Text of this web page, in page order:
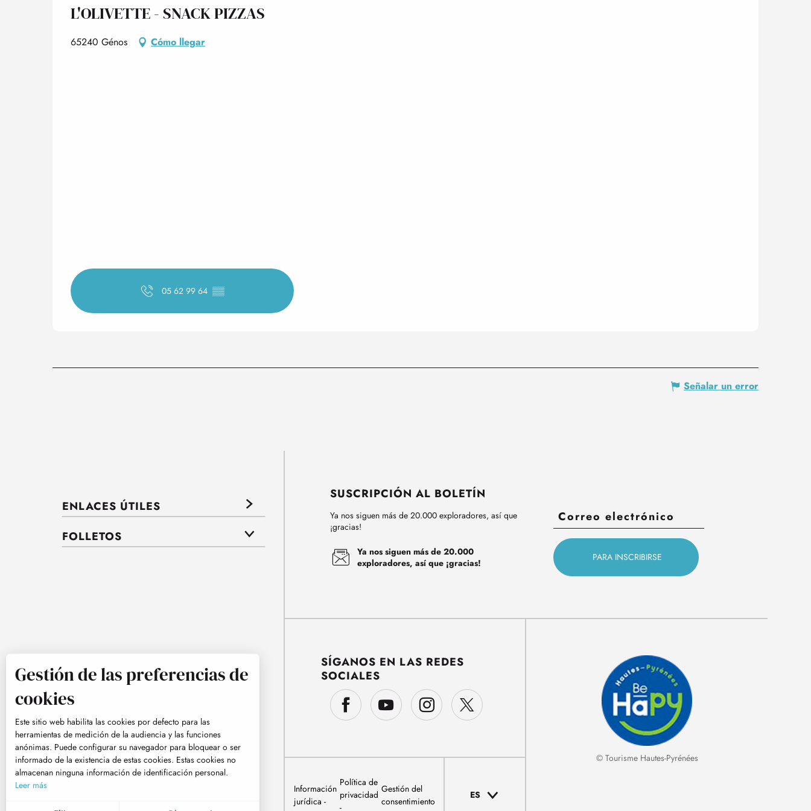
L'OLIVETTE - SNACK PIZZAS
65240 Génos Cómo llegar
05 62 99 64 ▒▒
Señalar un error
ENLACES ÚTILES
FOLLETOS
SUSCRIPCIÓN AL BOLETÍN
Ya nos siguen más de 20.000 exploradores, así que
¡gracias!
Ya nos siguen más de 20.000
exploradores, así que ¡gracias!
SÍGANOS EN LAS REDES
SOCIALES
Información
jurídica
Política de
privacidad
Gestión del
consentimiento
ES
© Tourisme Hautes-Pyrénées
Gestión de las preferencias de
cookies
Este sitio web habilita las cookies por defecto para las
herramientas de medición de la audiencia y las funciones
anónimas. Puede configurar su navegador para bloquear o ser
informado de la existencia de estas cookies. Estas cookies no
almacenan ninguna información de identificación personal.
Leer más